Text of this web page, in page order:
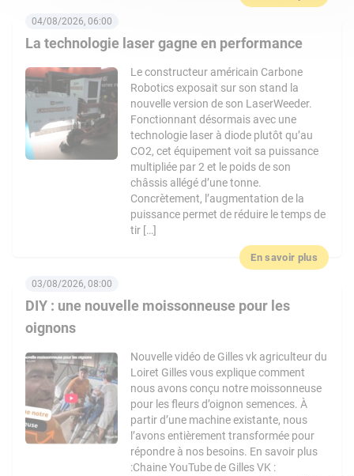
La technologie laser gagne en performance
04/08/2026, 06:00
Le constructeur américain Carbone
Robotics exposait sur son stand la
nouvelle version de son LaserWeeder.
Fonctionnant désormais avec une
technologie laser à diode plutôt qu’au
CO2, cet équipement voit sa puissance
multipliée par 2 et le poids de son
châssis allégé d’une tonne.
Concrètement, l’augmentation de la
puissance permet de réduire le temps de
tir […]
En savoir plus
DIY : une nouvelle moissonneuse pour les
oignons
03/08/2026, 08:00
Nouvelle vidéo de Gilles vk agriculteur du
Loiret Gilles vous explique comment
nous avons conçu notre moissonneuse
pour les fleurs d’oignon semences. À
partir d’une machine existante, nous
l’avons entièrement transformée pour
répondre à nos besoins. En savoir plus
:Chaine YouTube de Gilles VK :